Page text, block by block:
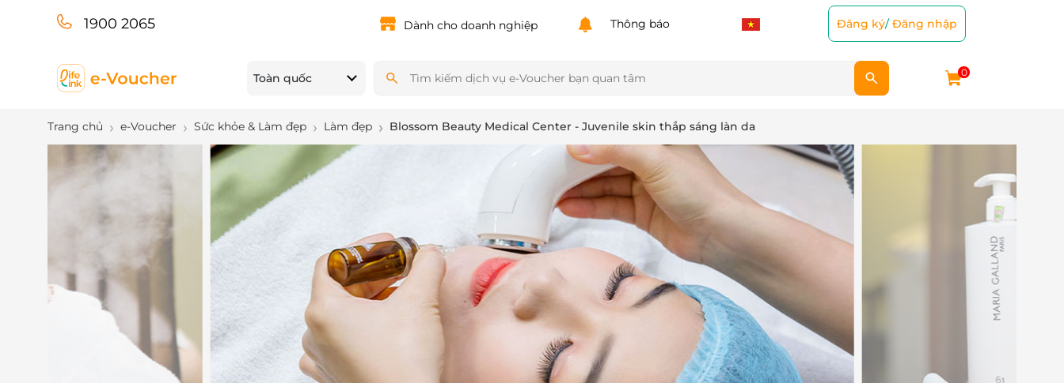
1900 2065 Dành cho doanh nghiệp Thông báo Đăng ký/Đăng nhập
Toàn quốc 0
Trang chủ e-Voucher Sức khỏe & Làm đẹp Làm đẹp Blossom Beauty Medical Center - Juvenile skin thắp sáng làn da